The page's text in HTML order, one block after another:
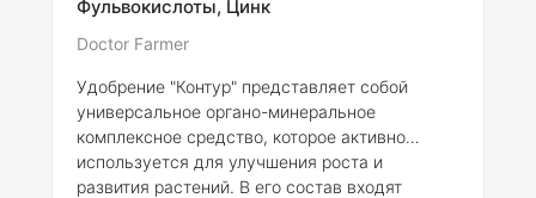
хозяйстве.Состав элементов и концентрация
Состав удобрения «БИОТОН» включает
Фульвокислоты, Цинк
Doctor Farmer
Удобрение "Контур" представляет собой
универсальное органо-минеральное
комплексное средство, которое активно
используется для улучшения роста и
развития растений. В его состав входят